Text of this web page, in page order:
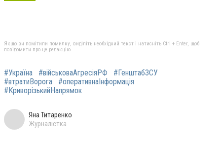
Якщо ви помітили помилку, виділіть необхідний текст і натисніть Ctrl + Enter, щоб
повідомити про це редакцію
#Україна #військоваАгресіяРФ
#ГенштабЗСУ
#втратиВорога
#оперативнаІнформація
#КриворізькийНапрямок
Яна Титаренко
Журналістка